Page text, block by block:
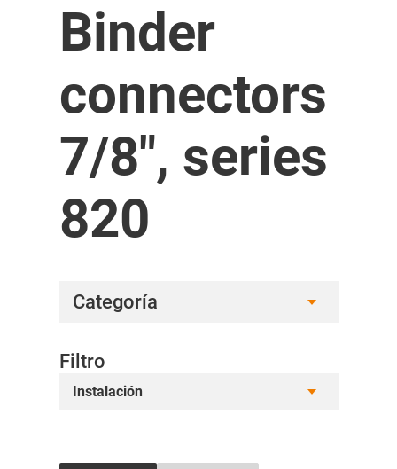
Binder
connectors
7/8", series
820
Categoría
Filtro
Instalación